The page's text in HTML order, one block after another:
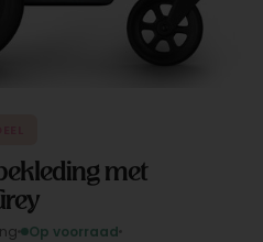
met
Op voorraad